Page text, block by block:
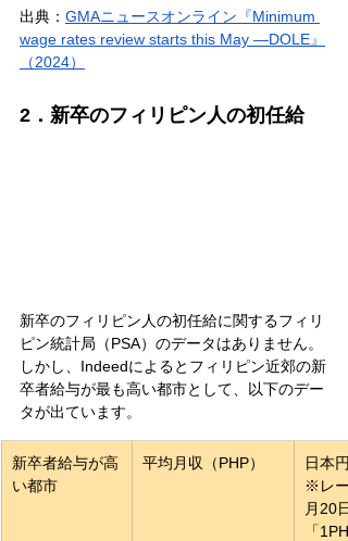
出典： GMAニュースオンライン『Minimum
wage rates review starts this May —DOLE』
（2024）
2．新卒のフィリピン人の初任給
新卒のフィリピン人の初任給に関するフィリ
ピン統計局（PSA）のデータはありません。
しかし、Indeedによるとフィリピン近郊の新
卒者給与が最も高い都市として、以下のデー
タが出ています。
新卒者給与が高
い都市
平均月収（PHP）
日本
※レ
月20
「